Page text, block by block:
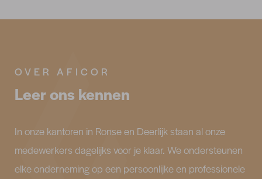
OVER AFICOR
Leer ons kennen
In onze kantoren in Ronse en Deerlijk staan al onze
medewerkers dagelijks voor je klaar. We ondersteunen
elke onderneming op een persoonlijke en professionele